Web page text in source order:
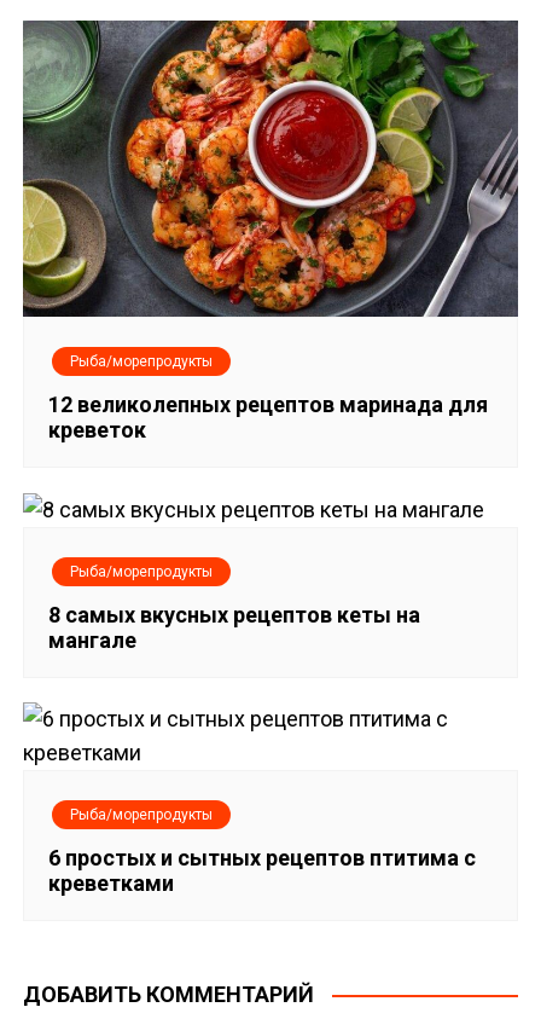
Рыба/морепродукты
12 великолепных рецептов маринада для
креветок
Рыба/морепродукты
8 самых вкусных рецептов кеты на
мангале
Рыба/морепродукты
6 простых и сытных рецептов птитима с
креветками
ДОБАВИТЬ КОММЕНТАРИЙ